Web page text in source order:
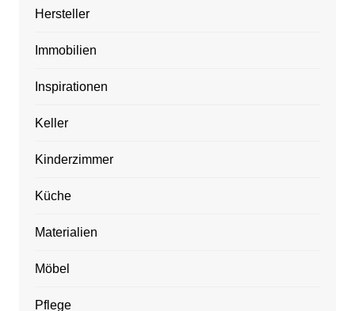
Hersteller
Immobilien
Inspirationen
Keller
Kinderzimmer
Küche
Materialien
Möbel
Pflege